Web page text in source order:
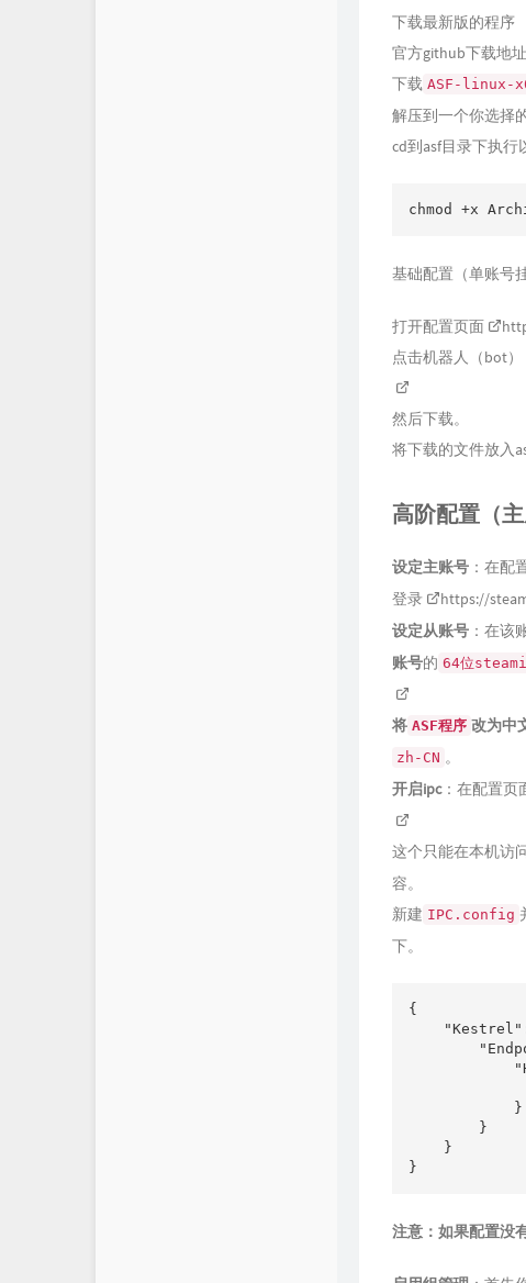
下载最新版的程序
官方github下载地址
下载 ASF-linux-
解压到一个你选择
cd到asf目录下执行
chmod +x
基础配置（单账号挂
打开配置页面
点击机器人（bot）
然后下载。
将下载的文件放入
高阶配置（
设定主账号 ：在配
登录
https://
设定从账号 ：在该
账号的 64位
将 ASF程序 改为中
zh-CN 。
开启ipc：在配置页
这个只能在本机访
容。
新建 IPC.config
下。
{
            }
        }
    }
}
注意：如果配置没